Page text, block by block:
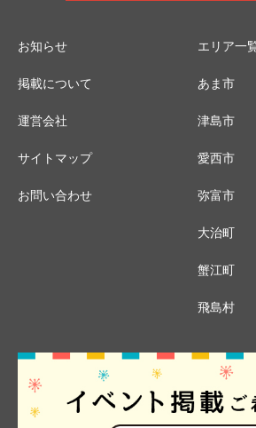
お知らせ
掲載について
運営会社
サイトマップ
お問い合わせ
エリア一
あま市
津島市
愛西市
弥富市
大治町
蟹江町
飛島村